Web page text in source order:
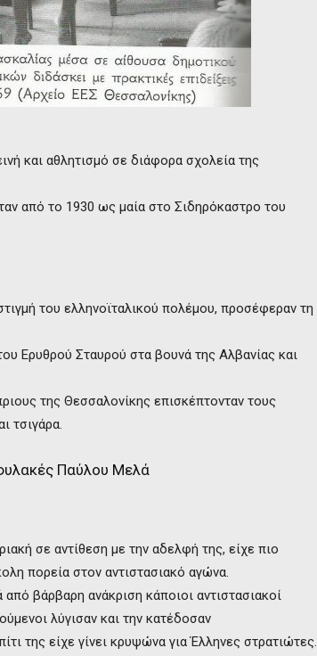
και αθλητισμό σε διάφορα σχολεία της
από το 1930 ως μαία στο Σιδηρόκαστρο του
του ελληνοϊταλικού πολέμου, προσέφεραν τη
Ερυθρού Σταυρού στα βουνά της Αλβανίας και
της Θεσσαλονίκης επισκέπτονταν τους
τσιγάρα.
Παύλου Μελά
σε αντίθεση με την αδελφή της, είχε πιο
πορεία στον αντιστασιακό αγώνα.
βάρβαρη ανάκριση κάποιοι αντιστασιακοί
λύγισαν και την κατέδοσαν
της είχε γίνει κρυψώνα για Έλληνες στρατιώτες.